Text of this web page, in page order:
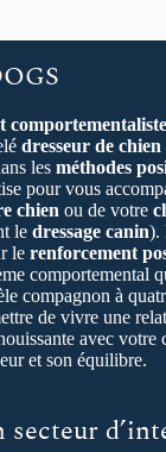
dresseur de
les méthodes
pour vous
chien ou de votre
le dressage canin).
le renforcement
comportemental
compagnon à
de vivre une
avec votre
et son équilibre.
secteur